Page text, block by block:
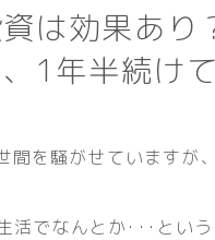
は効果あ
1年半続け
を騒がせていますが
活でなんとか･･･とい